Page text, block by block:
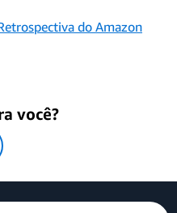
do Amazon
você?